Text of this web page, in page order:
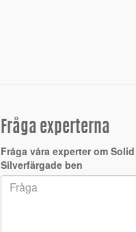
Fråga experterna
Fråga våra experter om
Silverfärgade ben